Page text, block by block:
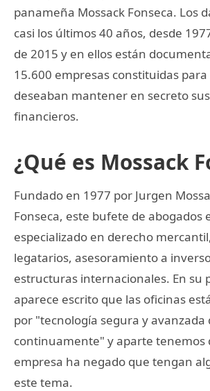
panameña Mossack Fonseca. Los
casi los últimos 40 años, desde
de 2015 y en ellos están
15.600 empresas constituidas
deseaban mantener en secreto
financieros.
¿Qué es Mossack
Fundado en 1977 por Jurgen
Fonseca, este bufete de abogados
especializado en derecho
legatarios, asesoramiento a
estructuras internacionales. En su
aparece escrito que las oficinas
por "tecnología segura y avanzada
continuamente" y aparte tenemos
empresa ha negado que tengan
este tema.